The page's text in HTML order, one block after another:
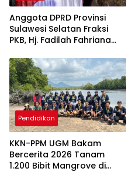
Anggota DPRD Provinsi
Sulawesi Selatan Fraksi
PKB, Hj. Fadilah Fahriana
Takalar Menyalakan
Lentera Pengabdian
Melalui Malam Apresiasi
dan Inovasi Award 2026
Pendidikan
KKN-PPM UGM Bakam
Bercerita 2026 Tanam
1.200 Bibit Mangrove di